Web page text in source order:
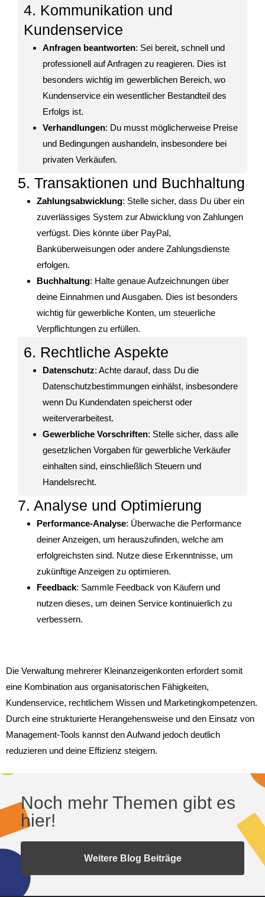
4. Kommunikation und
Kundenservice
Anfragen beantworten: Sei bereit, schnell und
professionell auf Anfragen zu reagieren. Dies ist
besonders wichtig im gewerblichen Bereich, wo
Kundenservice ein wesentlicher Bestandteil des
Erfolgs ist.
Verhandlungen: Du musst möglicherweise Preise
und Bedingungen aushandeln, insbesondere bei
privaten Verkäufen.
5. Transaktionen und Buchhaltung
Zahlungsabwicklung: Stelle sicher, dass Du über ein
zuverlässiges System zur Abwicklung von Zahlungen
verfügst. Dies könnte über PayPal,
Banküberweisungen oder andere Zahlungsdienste
erfolgen.
Buchhaltung: Halte genaue Aufzeichnungen über
deine Einnahmen und Ausgaben. Dies ist besonders
wichtig für gewerbliche Konten, um steuerliche
Verpflichtungen zu erfüllen.
6. Rechtliche Aspekte
Datenschutz: Achte darauf, dass Du die
Datenschutzbestimmungen einhälst, insbesondere
wenn Du Kundendaten speicherst oder
weiterverarbeitest.
Gewerbliche Vorschriften: Stelle sicher, dass alle
gesetzlichen Vorgaben für gewerbliche Verkäufer
einhalten sind, einschließlich Steuern und
Handelsrecht.
7. Analyse und Optimierung
Performance-Analyse: Überwache die Performance
deiner Anzeigen, um herauszufinden, welche am
erfolgreichsten sind. Nutze diese Erkenntnisse, um
zukünftige Anzeigen zu optimieren.
Feedback: Sammle Feedback von Käufern und
nutzen dieses, um deinen Service kontinuierlich zu
verbessern.
Die Verwaltung mehrerer Kleinanzeigenkonten erfordert somit
eine Kombination aus organisatorischen Fähigkeiten,
Kundenservice, rechtlichem Wissen und Marketingkompetenzen.
Durch eine strukturierte Herangehensweise und den Einsatz von
Management-Tools kannst den Aufwand jedoch deutlich
reduzieren und deine Effizienz steigern.
Noch mehr Themen gibt es
hier!
Weitere Blog Beiträge